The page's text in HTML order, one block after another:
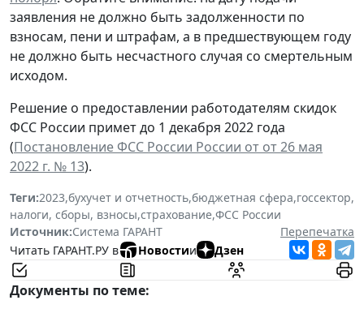
заявления не должно быть задолженности по
взносам, пени и штрафам, а в предшествующем году
не должно быть несчастного случая со смертельным
исходом.
Решение о предоставлении работодателям скидок
ФСС России примет до 1 декабря 2022 года
(Постановление ФСС России России от от 26 мая
2022 г. № 13).
Теги:2023,бухучет и отчетность,бюджетная сфера,госсектор,
налоги, сборы, взносы,страхование,ФСС России
Источник:Система ГАРАНТ
Перепечатка
Читать ГАРАНТ.РУ в
Новостии Дзен
Документы по теме: